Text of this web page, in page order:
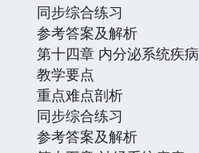
同步综合练习
参考答案及解析
第十四章 内分泌系统疾病
教学要点
重点难点剖析
同步综合练习
参考答案及解析